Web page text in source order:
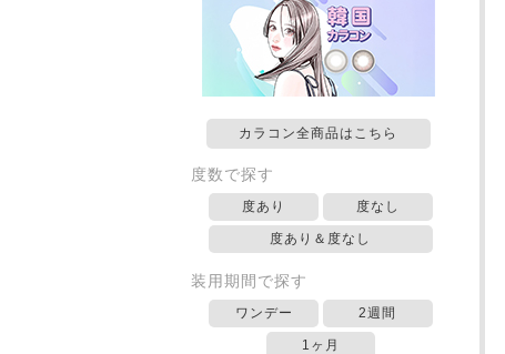
カラコン全商品はこちら
度数で探す
度あり 度なし
度あり＆度なし
装用期間で探す
ワンデー 2週間
1ヶ月